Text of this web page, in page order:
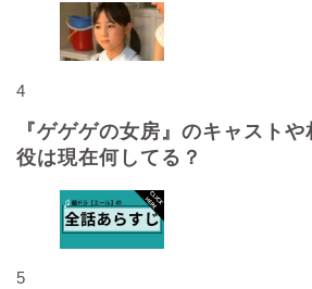
4
『ゲゲゲの女房』のキャスト
役は現在何してる？
5